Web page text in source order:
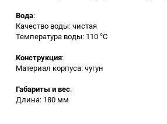
Вытяжная вентиляция
Вода:
Качество воды: чистая
Температура воды: 110 °C
Конструкция:
Материал корпуса: чугун
Габариты и вес:
Длина: 180 мм